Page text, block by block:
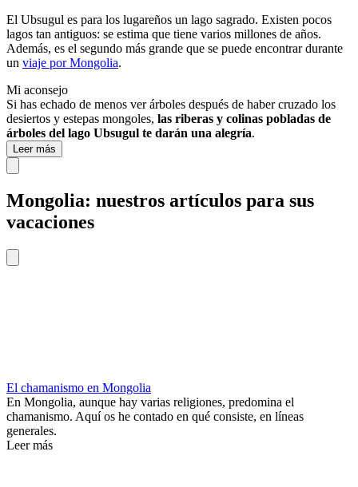
El Ubsugul es para los lugareños un lago sagrado. Existen pocos
lagos tan antiguos: se estima que tiene varios millones de años.
Además, es el segundo más grande que se puede encontrar durante
un viaje por Mongolia.
Mi aconsejo
Si has echado de menos ver árboles después de haber cruzado los
desiertos y estepas mongoles, las riberas y colinas pobladas de
árboles del lago Ubsugul te darán una alegría.
Leer más
Mongolia: nuestros artículos para sus
vacaciones
El chamanismo en Mongolia
En Mongolia, aunque hay varias religiones, predomina el
chamanismo. Aquí os he contado en qué consiste, en líneas
generales.
Leer más